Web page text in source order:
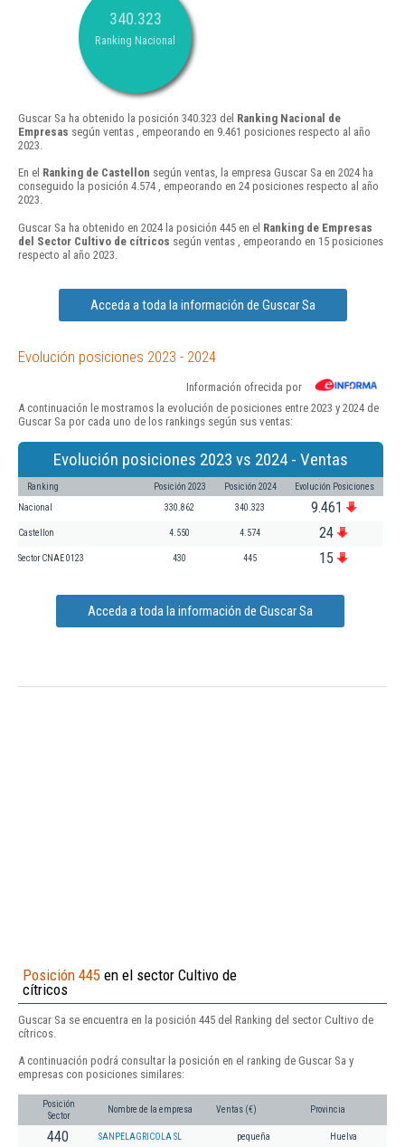
340.323
Ranking Nacional
Guscar Sa ha obtenido la posición 340.323 del Ranking Nacional de
Empresas según ventas , empeorando en 9.461 posiciones respecto al año
2023.
En el Ranking de Castellon según ventas, la empresa Guscar Sa en 2024 ha
conseguido la posición 4.574 , empeorando en 24 posiciones respecto al año
2023.
Guscar Sa ha obtenido en 2024 la posición 445 en el Ranking de Empresas
del Sector Cultivo de cítricos según ventas , empeorando en 15 posiciones
respecto al año 2023.
Acceda a toda la información de Guscar Sa
Evolución posiciones 2023 - 2024
Información ofrecida por
A continuación le mostramos la evolución de posiciones entre 2023 y 2024 de
Guscar Sa por cada uno de los rankings según sus ventas:
Evolución posiciones 2023 vs 2024 - Ventas
Ranking Posición 2023 Posición 2024 Evolución Posiciones
Nacional 330.862 340.323 9.461
Castellon 4.550 4.574 24
Sector CNAE 0123 430 445 15
Acceda a toda la información de Guscar Sa
Posición 445 en el sector Cultivo de
cítricos
Guscar Sa se encuentra en la posición 445 del Ranking del sector Cultivo de
cítricos.
A continuación podrá consultar la posición en el ranking de Guscar Sa y
empresas con posiciones similares:
Posición
Sector
Nombre de la empresa Ventas (€) Provincia
440 SANPELAGRICOLA SL pequeña Huelva